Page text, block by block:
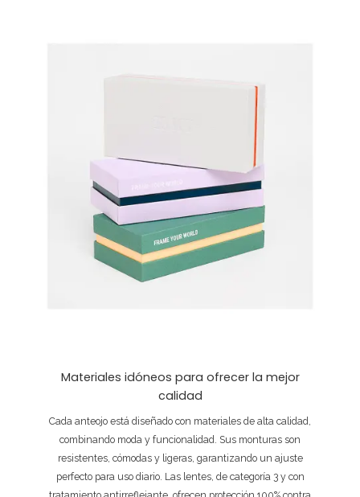
Materiales idóneos para ofrecer la mejor
calidad
Cada anteojo está diseñado con materiales de alta calidad,
combinando moda y funcionalidad. Sus monturas son
resistentes, cómodas y ligeras, garantizando un ajuste
perfecto para uso diario. Las lentes, de categoría 3 y con